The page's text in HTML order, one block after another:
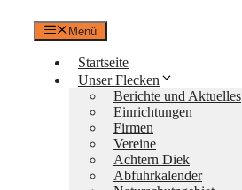
Menü
Startseite
Unser Flecken
Berichte und Aktuelles
Einrichtungen
Firmen
Vereine
Achtern Diek
Abfuhrkalender